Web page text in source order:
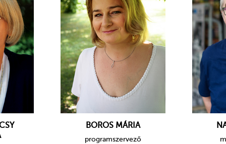
BOROS MÁRIA
programszervező